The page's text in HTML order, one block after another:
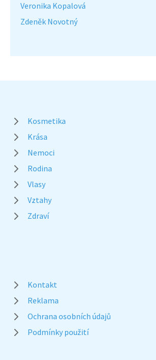
Veronika Kopalová
Zdeněk Novotný
Kosmetika
Krása
Nemoci
Rodina
Vlasy
Vztahy
Zdraví
Kontakt
Reklama
Ochrana osobních údajů
Podmínky použití